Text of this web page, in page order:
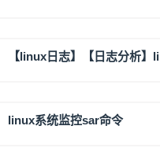
【linux日志】【日志分析
linux系统监控sar命令